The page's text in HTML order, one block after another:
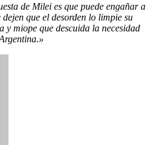
de Milei es que puede engañar a
que el desorden lo limpie su
y miope que descuida la necesidad